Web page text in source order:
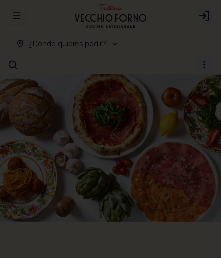
Abrir menu de navegación
¿Dónde quieres pedir?